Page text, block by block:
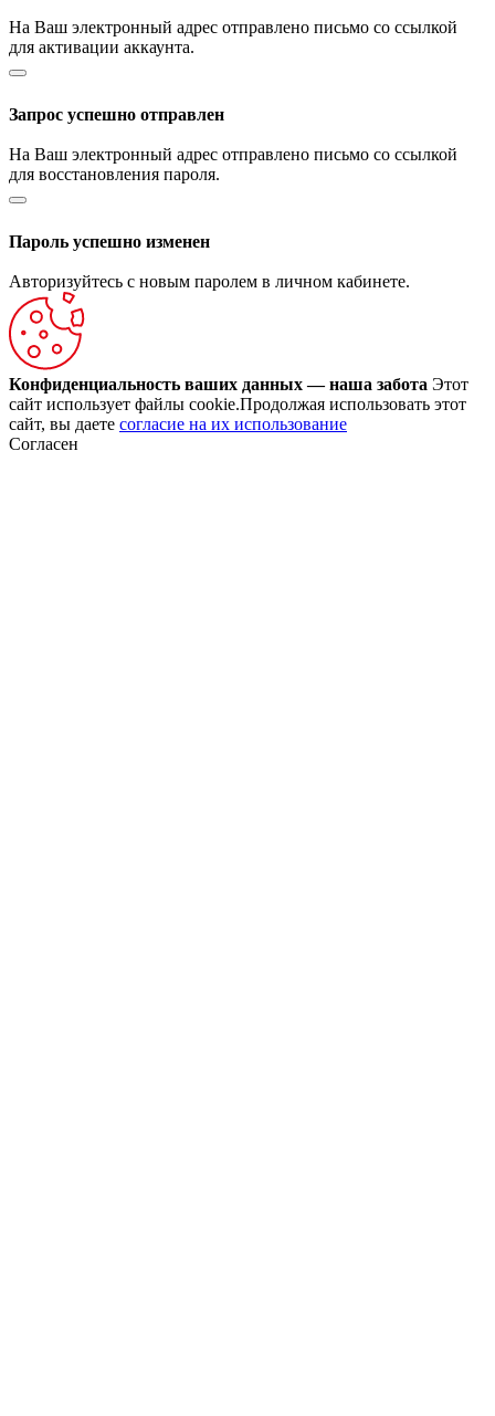
На Ваш электронный адрес отправлено письмо со ссылкой
для активации аккаунта.
Запрос успешно отправлен
На Ваш электронный адрес отправлено письмо со ссылкой
для восстановления пароля.
Пароль успешно изменен
Авторизуйтесь с новым паролем в личном кабинете.
Конфиденциальность ваших данных — наша забота Этот
сайт использует файлы cookie.Продолжая использовать этот
сайт, вы даете согласие на их использование
Согласен